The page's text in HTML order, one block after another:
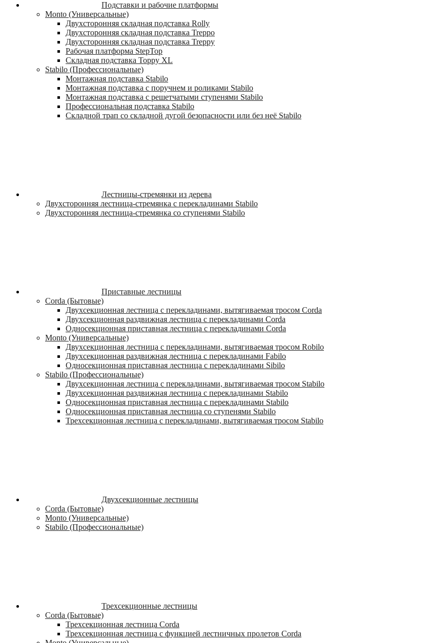
Подставки и рабочие платформы
Monto (Универсальные)
Двухсторонняя складная подставка Rolly
Двухсторонняя складная подставка Treppo
Двухсторонняя складная подставка Treppy
Рабочая платформа StepTop
Складная подставка Toppy XL
Stabilo (Профессиональные)
Монтажная подставка Stabilo
Монтажная подставка с поручнем и роликами Stabilo
Монтажная подставка с решетчатыми ступенями Stabilo
Профессиональная подставка Stabilo
Складной трап со складной дугой безопасности или без неё Stabilo
Лестницы-стремянки из дерева
Двухсторонняя лестница-стремянка с перекладинами Stabilo
Двухсторонняя лестница-стремянка со ступенями Stabilo
Приставные лестницы
Corda (Бытовые)
Двухсекционная лестница с перекладинами, вытягиваемая тросом Corda
Двухсекционная раздвижная лестница с перекладинами Corda
Односекционная приставная лестница с перекладинами Corda
Monto (Универсальные)
Двухсекционная лестница с перекладинами, вытягиваемая тросом Robilo
Двухсекционная раздвижная лестница с перекладинами Fabilo
Односекционная приставная лестница с перекладинами Sibilo
Stabilo (Профессиональные)
Двухсекционная лестница с перекладинами, вытягиваемая тросом Stabilo
Двухсекционная раздвижная лестница с перекладинами Stabilo
Односекционная приставная лестница с перекладинами Stabilo
Односекционная приставная лестница со ступенями Stabilo
Трехсекционная лестница с перекладинами, вытягиваемая тросом Stabilo
Двухсекционные лестницы
Corda (Бытовые)
Monto (Универсальные)
Stabilo (Профессиональные)
Трехсекционные лестницы
Corda (Бытовые)
Трехсекционная лестница Corda
Трехсекционная лестница с функцией лестничных пролетов Corda